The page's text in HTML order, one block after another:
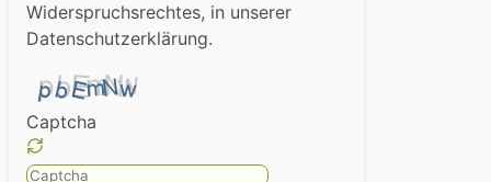
Widerspruchsrechtes, in unserer
Datenschutzerklärung.
Captcha
Please